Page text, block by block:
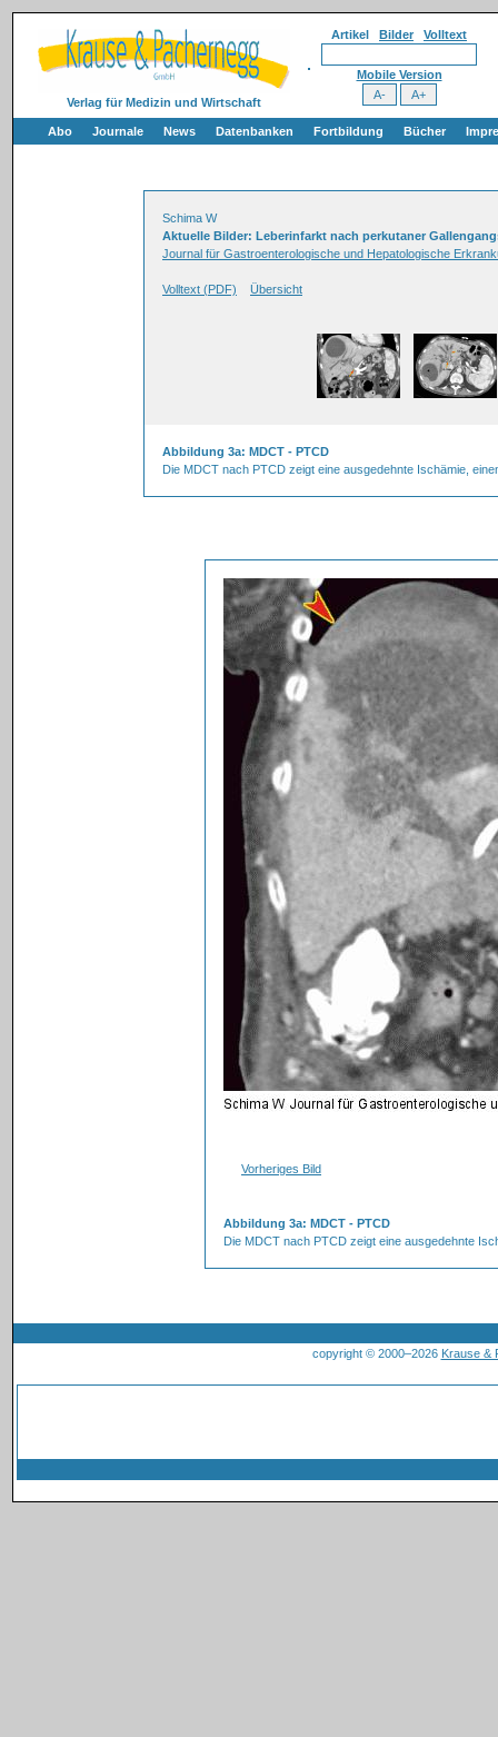
Verlag für Medizin und Wirtschaft
Artikel Bilder Volltext
Mobile Version
Abo Journale News Datenbanken Fortbildung Bücher
Schima W
Aktuelle Bilder: Leberinfarkt nach perkutaner
Journal für Gastroenterologische und Hepatologische
Volltext (PDF) Übersicht
Abbildung 3a: MDCT - PTCD
Die MDCT nach PTCD zeigt eine ausgedehnte Ischämie,
Vorheriges Bild
Abbildung 3a: MDCT - PTCD
Die MDCT nach PTCD zeigt eine ausgedehnte
copyright © 2000–2026 Krause &